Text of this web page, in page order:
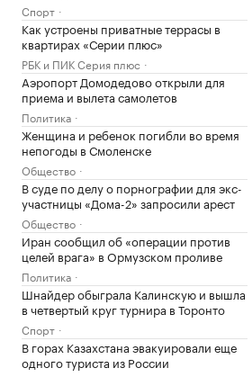
Спорт
Как устроены приватные террасы в
квартирах «Серии плюс»
РБК и ПИК Серия плюс
Аэропорт Домодедово открыли для
приема и вылета самолетов
Политика
Женщина и ребенок погибли во время
непогоды в Смоленске
Общество
В суде по делу о порнографии для экс-
участницы «Дома-2» запросили арест
Общество
Иран сообщил об «операции против
целей врага» в Ормузском проливе
Политика
Шнайдер обыграла Калинскую и вышла
в четвертый круг турнира в Торонто
Спорт
В горах Казахстана эвакуировали еще
одного туриста из России